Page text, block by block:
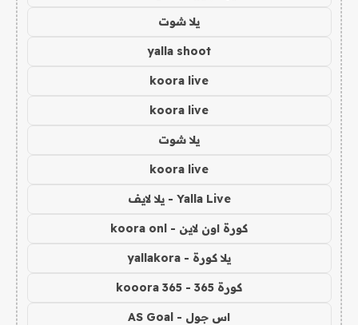
يلا شوت
yalla shoot
koora live
koora live
يلا شوت
koora live
Yalla Live - يلا لايف
كورة اون لاين - koora onl
يلا كورة - yallakora
كورة 365 - kooora 365
اس جول - AS Goal